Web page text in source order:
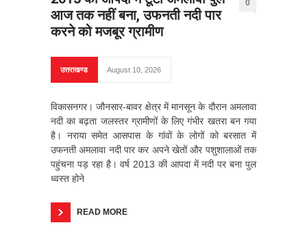
आज तक नहीं बना, उफनती नदी पार
करने को मजबूर ग्रामीण
0
उत्तराखण्ड August 10, 2026
विकासनगर। जौनसार-बावर क्षेत्र में मानसून के दौरान अमलावा
नदी का बढ़ता जलस्तर ग्रामीणों के लिए गंभीर खतरा बन गया
है। नराया समेत आसपास के गांवों के लोगों को बरसात में
उफनती अमलावा नदी पार कर अपने खेतों और पशुशालाओं तक
पहुंचना पड़ रहा है। वर्ष 2013 की आपदा में नदी पर बना पुल
ध्वस्त होने
READ MORE